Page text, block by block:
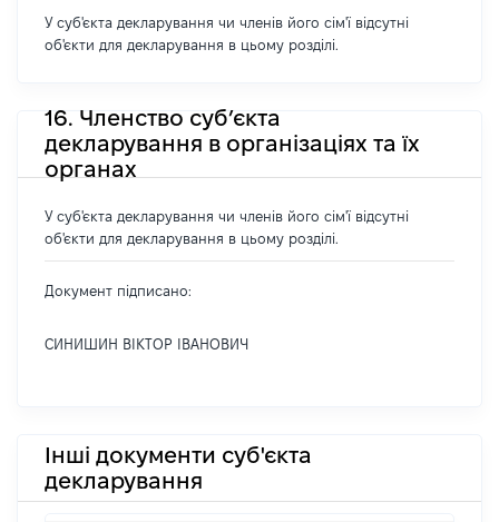
У суб'єкта декларування чи членів його сім'ї відсутні
об'єкти для декларування в цьому розділі.
16. Членство суб’єкта
декларування в організаціях та їх
органах
У суб'єкта декларування чи членів його сім'ї відсутні
об'єкти для декларування в цьому розділі.
Документ підписано:
СИНИШИН ВІКТОР ІВАНОВИЧ
Інші документи суб'єкта
декларування